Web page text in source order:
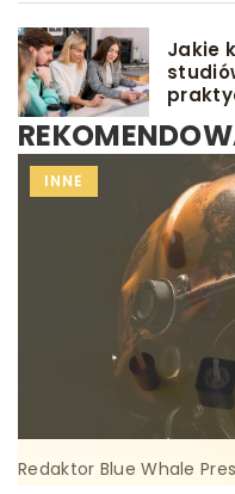
Jakie
INNE
INNE
Redaktor Blue Whale
INNE